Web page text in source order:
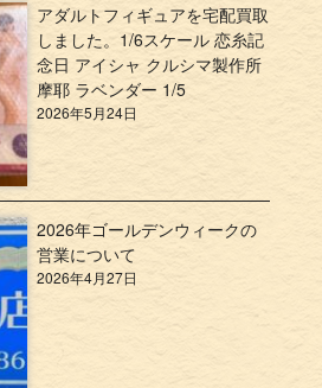
アダルトフィギュアを宅配買取
しました。1/6スケール 恋糸記
念日 アイシャ クルシマ製作所
摩耶 ラベンダー 1/5
2026年5月24日
2026年ゴールデンウィークの
営業について
2026年4月27日